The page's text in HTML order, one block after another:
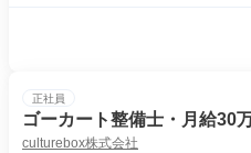
正社員
ゴーカート整備士・月給30
culturebox株式会社